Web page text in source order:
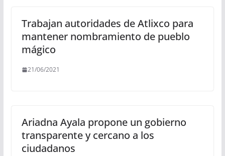
Trabajan autoridades de Atlixco para
mantener nombramiento de pueblo
mágico
21/06/2021
Ariadna Ayala propone un gobierno
transparente y cercano a los
ciudadanos